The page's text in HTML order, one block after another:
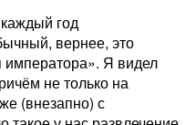
год
вернее, это
Я видел
не только на
(внезапно) с